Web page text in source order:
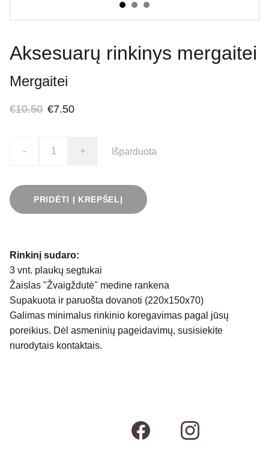
Aksesuarų rinkinys mergaitei
Mergaitei
€10.50 €7.50
- + Išparduota
PRIDĖTI Į KREPŠELĮ
Rinkinį sudaro:
3 vnt. plaukų segtukai
Žaislas "Žvaigždutė" medine rankena
Supakuota ir paruošta dovanoti (220x150x70)
Galimas minimalus rinkinio koregavimas pagal jūsų
poreikius. Dėl asmeninių pageidavimų, susisiekite
nurodytais kontaktais.